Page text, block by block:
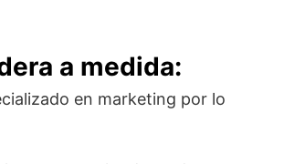
a medida:
en marketing por lo